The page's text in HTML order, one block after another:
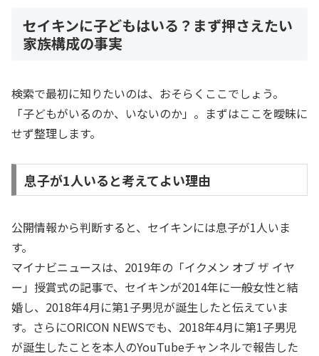
セイキンに子どもはいる？まず押さえたい
家族構成の事実
検索で最初に知りたいのは、おそらくここでしょう。
「子どもがいるのか、いないのか」。まずはここを曖昧に
せず整理します。
息子が1人いると考えてよい理由
公開情報から判断すると、セイキンには息子が1人いま
す。
マイナビニュースは、2019年の「イクメン オブ ザ イヤ
ー」授賞式の記事で、セイキンが2014年に一般女性と結
婚し、2018年4月に第1子男児が誕生したと伝えていま
す。さらにORICON NEWSでも、2018年4月に第1子男児
が誕生したことを本人のYouTubeチャンネルで報告した